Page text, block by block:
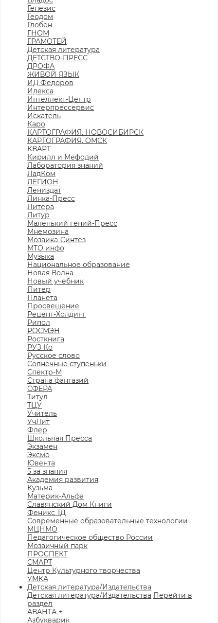
Генезис
Геодом
Глобен
ГНОМ
ГРАМОТЕЙ
Детская литература
ДЕТСТВО-ПРЕСС
ДРОФА
ЖИВОЙ ЯЗЫК
ИД Федоров
Илекса
Интеллект-Центр
Интерпрессервис
Искатель
Каро
КАРТОГРАФИЯ. НОВОСИБИРСК
КАРТОГРАФИЯ. ОМСК
КВАРТ
Кирилл и Мефодий
Лаборатория знаний
ЛадКом
ЛЕГИОН
Лениздат
Линка-Пресс
Литера
Литур
Маленький гений-Пресс
Мнемозина
Мозаика-Синтез
МТО инфо
Музыка
Национальное образование
Новая Волна
Новый учебник
Питер
Планета
Просвещение
Рецепт-Холдинг
Рипол
РОСМЭН
Росткнига
РУЗ Ко
Русское слово
Солнечные ступеньки
Спектр-М
Страна фантазий
СФЕРА
Титул
ТЦУ
Учитель
УчЛит
Флер
Школьная Пресса
Экзамен
Эксмо
Ювента
5 за знания
Академия развития
Кузьма
Материк-Альфа
Славянский Дом Книги
Феникс ТД
Современные образовательные технологии
МЦНМО
Педагогическое общество России
Мозаичный парк
ПРОСПЕКТ
СМАРТ
Центр Культурного творчества
УМКА
Детская литература/Издательства
Детская литература/Издательства Перейти в
раздел
АВАНТА +
Азбукварик